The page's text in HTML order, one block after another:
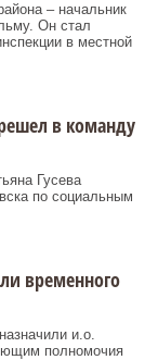
– начальник
Он стал
в местной
в команду
Гусева
по социальным
временного
и.о.
полномочия